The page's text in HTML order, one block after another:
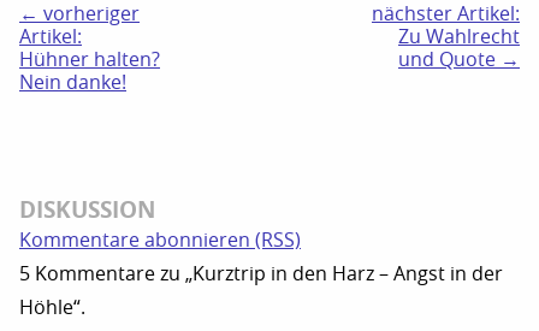
← vorheriger
Artikel:
Hühner halten?
Nein danke!
nächster Artikel:
Zu Wahlrecht
und Quote →
DISKUSSION
Kommentare abonnieren (RSS)
5 Kommentare zu „Kurztrip in den Harz – Angst in der
Höhle“.